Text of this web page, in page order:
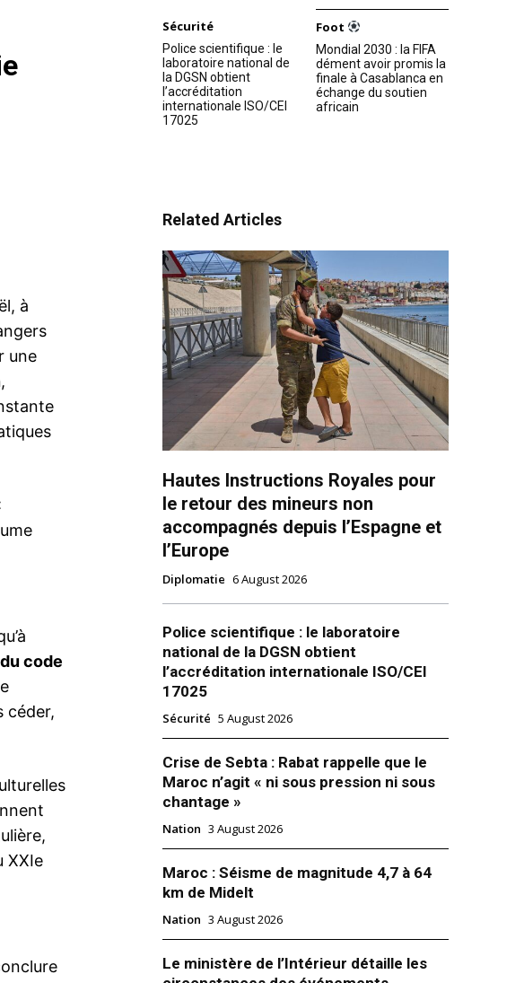
à effectuer une visite au Maroc
à
une
,
code
céder,
XXIe
Sécurité
Police scientifique : le
laboratoire national de
la DGSN obtient
l’accréditation
internationale ISO/CEI
17025
Foot
Mondial 2030 : la FIFA
dément avoir promis la
finale à Casablanca en
échange du soutien
africain
Related Articles
Hautes Instructions Royales pour
le retour des mineurs non
accompagnés depuis l’Espagne et
l’Europe
Diplomatie 6 August 2026
Police scientifique : le laboratoire
national de la DGSN obtient
l’accréditation internationale ISO/CEI
17025
Sécurité 5 August 2026
Crise de Sebta : Rabat rappelle que le
Maroc n’agit « ni sous pression ni sous
chantage »
Nation 3 August 2026
Maroc : Séisme de magnitude 4,7 à 64
km de Midelt
Nation 3 August 2026
Le ministère de l’Intérieur détaille les